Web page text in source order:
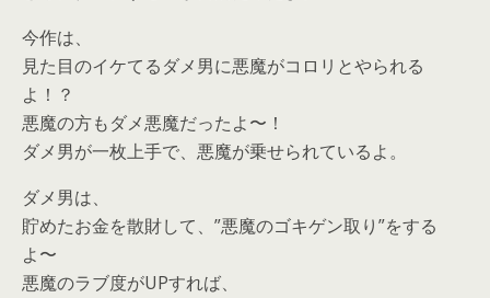
今作は、
見た目のイケてるダメ男に悪魔がコロリとやられる
よ！？
悪魔の方もダメ悪魔だったよ〜！
ダメ男が一枚上手で、悪魔が乗せられているよ。
ダメ男は、
貯めたお金を散財して、”悪魔のゴキゲン取り”をする
よ〜
悪魔のラブ度がUPすれば、